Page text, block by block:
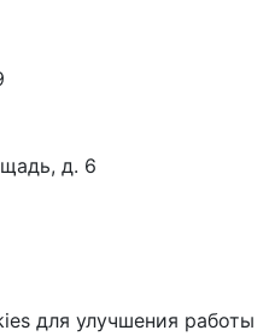
д. 6
для улучшения работы